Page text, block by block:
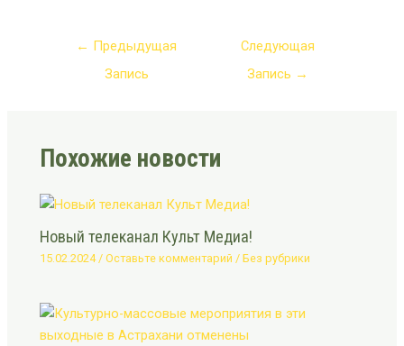
← Предыдущая
Запись
Следующая
Запись →
Похожие новости
Новый телеканал Культ Медиа!
15.02.2024/Оставьте комментарий /Без рубрики